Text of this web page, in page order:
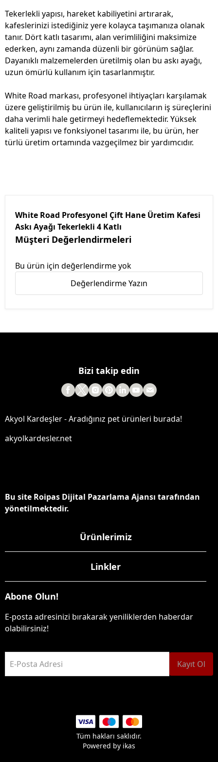
Tekerlekli yapısı, hareket kabiliyetini artırarak,
kafeslerinizi istediğiniz yere kolayca taşımanıza olanak
tanır. Dört katlı tasarımı, alan verimliliğini maksimize
ederken, aynı zamanda düzenli bir görünüm sağlar.
Dayanıklı malzemelerden üretilmiş olan bu askı ayağı,
uzun ömürlü kullanım için tasarlanmıştır.
White Road markası, profesyonel ihtiyaçları karşılamak
üzere geliştirilmiş bu ürün ile, kullanıcıların iş süreçlerini
daha verimli hale getirmeyi hedeflemektedir. Yüksek
kaliteli yapısı ve fonksiyonel tasarımı ile, bu ürün, her
türlü üretim ortamında vazgeçilmez bir yardımcıdır.
White Road Profesyonel Çift Hane Üretim Kafesi
Askı Ayağı Tekerlekli 4 Katlı
Müşteri Değerlendirmeleri
Bu ürün için değerlendirme yok
Değerlendirme Yazın
Bizi takip edin
Akyol Kardeşler - Aradığınız pet ürünleri burada!
akyolkardesler.net
Bu site Roipas Dijital Pazarlama Ajansı tarafından
yönetilmektedir.
Ürünlerimiz
Linkler
Abone Olun!
E-posta adresinizi bırakarak yeniliklerden haberdar
olabilirsiniz!
E-Posta Adresi Kayıt Ol
Tüm hakları saklıdır.
Powered by ikas